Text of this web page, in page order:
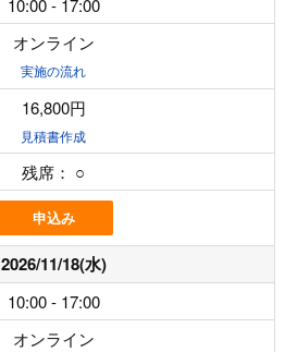
10:00 - 17:00
オンライン
実施の流れ
16,800円
見積書作成
残席： ○
申込み
2026/11/18(水)
10:00 - 17:00
オンライン